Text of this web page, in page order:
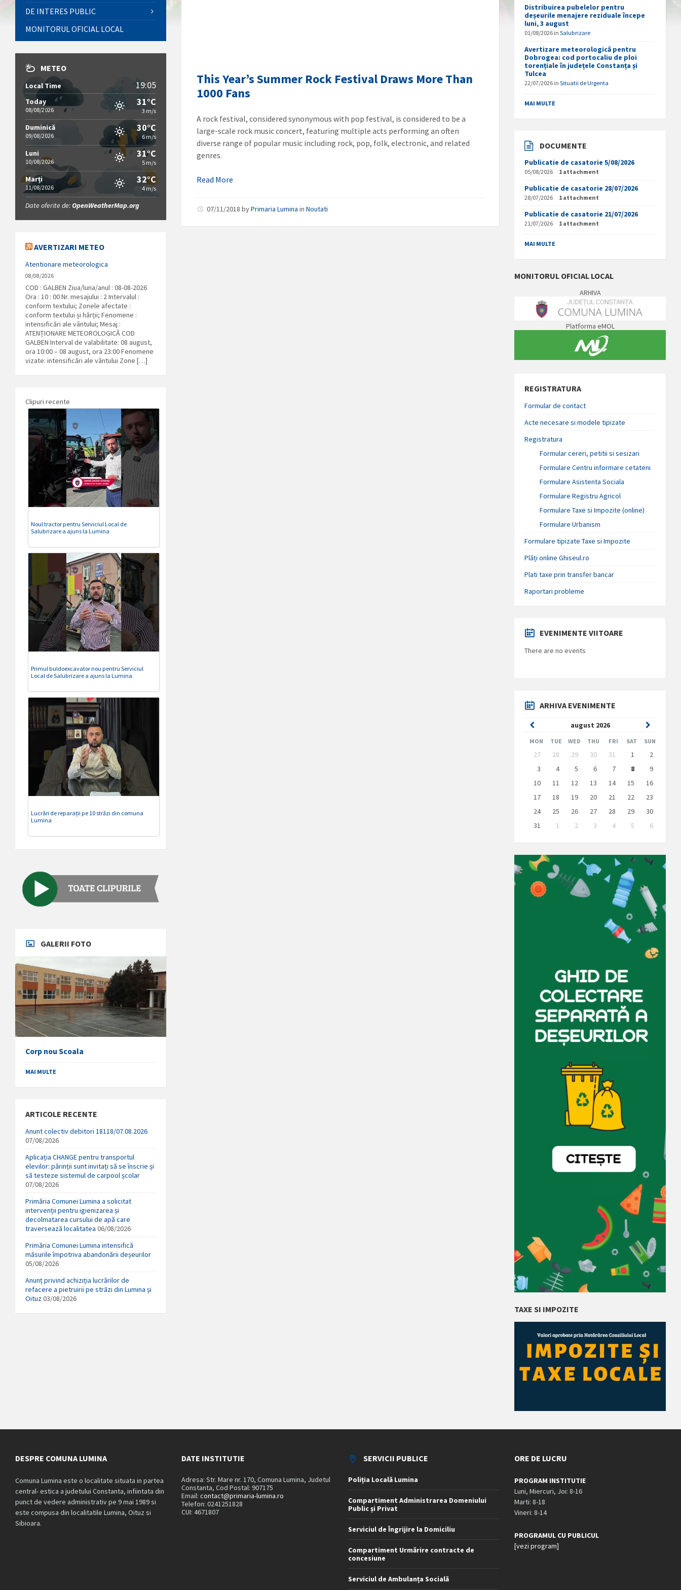
This Year’s Summer Rock Festival Draws More Than
1000 Fans
A rock festival, considered synonymous with pop festival, is considered to be a
large-scale rock music concert, featuring multiple acts performing an often
diverse range of popular music including rock, pop, folk, electronic, and related
genres.
Read More
07/11/2018byPrimaria Lumina inNoutati
DE INTERES PUBLIC
MONITORUL OFICIAL LOCAL
METEO
Local Time 19:05
Today
08/08/2026
31°C
3 m/s
Duminică
09/08/2026
30°C
6 m/s
Luni
10/08/2026
31°C
5 m/s
Marți
11/08/2026
32°C
4 m/s
Date oferite de:OpenWeatherMap.org
AVERTIZARI METEO
Atentionare meteorologica
08/08/2026
COD : GALBEN Ziua/luna/anul : 08-08-2026
Ora : 10 : 00 Nr. mesajului : 2 Intervalul :
conform textului; Zonele afectate :
conform textului și hărții; Fenomene :
intensificări ale vântului; Mesaj :
ATENȚIONARE METEOROLOGICĂ COD
GALBEN Interval de valabilitate: 08 august,
ora 10:00 – 08 august, ora 23:00 Fenomene
vizate: intensificări ale vântului Zone […]
Clipuri recente
Noul tractor pentru Serviciul Local de
Salubrizare a ajuns la Lumina
Primul buldoexcavator nou pentru Serviciul
Local de Salubrizare a ajuns la Lumina
Lucrări de reparații pe 10 străzi din comuna
Lumina
GALERII FOTO
Corp nou Scoala
MAI MULTE
ARTICOLE RECENTE
Anunt colectiv debitori 18118/07.08.2026
07/08/2026
Aplicația CHANGE pentru transportul
elevilor: părinții sunt invitați să se înscrie și
să testeze sistemul de carpool școlar
07/08/2026
Primăria Comunei Lumina a solicitat
intervenții pentru igienizarea și
decolmatarea cursului de apă care
traversează localitatea 06/08/2026
Primăria Comunei Lumina intensifică
măsurile împotriva abandonării deșeurilor
05/08/2026
Anunț privind achiziția lucrărilor de
refacere a pietruirii pe străzi din Lumina și
Oituz03/08/2026
Distribuirea pubelelor pentru
deșeurile menajere reziduale începe
luni, 3 august
01/08/2026 inSalubrizare
Avertizare meteorologică pentru
Dobrogea: cod portocaliu de ploi
torențiale în județele Constanța și
Tulcea
22/07/2026 inSituatii de Urgenta
MAI MULTE
DOCUMENTE
Publicatie de casatorie 5/08/2026
05/08/2026 1 attachment
Publicatie de casatorie 28/07/2026
28/07/2026 1 attachment
Publicatie de casatorie 21/07/2026
21/07/2026 1 attachment
MAI MULTE
MONITORUL OFICIAL LOCAL
ARHIVA
Platforma eMOL
REGISTRATURA
Formular de contact
Acte necesare si modele tipizate
Registratura
Formular cereri, petitii si sesizari
Formulare Centru informare cetateni
Formulare Asistenta Sociala
Formulare Registru Agricol
Formulare Taxe si Impozite (online)
Formulare Urbanism
Formulare tipizate Taxe si Impozite
Plăți online Ghiseul.ro
Plati taxe prin transfer bancar
Raportari probleme
EVENIMENTE VIITOARE
There are no events
ARHIVA EVENIMENTE
august 2026
Previous
Month
Next
Month
MON TUE WED THU FRI SAT SUN
Skip
calendar
days
27 28 29 30 31 1
2
3
4 5 6 7 8
9
10
11 12 13 14 15
16
17
18 19 20 21 22
23
24
25 26 27 28 29
30
31
1 2 3 4 5
6
to
days
TAXE SI IMPOZITE
DESPRE COMUNA LUMINA
Comuna Lumina este o localitate situata in partea
central- estica a judetului Constanta, infiintata din
punct de vedere administrativ pe 9 mai 1989 si
este compusa din localitatile Lumina, Oituz si
Sibioara.
DATE INSTITUTIE
Adresa: Str. Mare nr. 170, Comuna Lumina, Judetul
Constanta, Cod Postal: 907175
Email:contact@primaria-lumina.ro
Telefon: 0241251828
CUI: 4671807
SERVICII PUBLICE
Poliția Locală Lumina
Compartiment Administrarea Domeniului
Public și Privat
Serviciul de Îngrijire la Domiciliu
Compartiment Urmărire contracte de
concesiune
Serviciul de Ambulanța Socială
ORE DE LUCRU
PROGRAM INSTITUTIE
Luni, Miercuri, Joi: 8-16
Marti: 8-18
Vineri: 8-14
PROGRAMUL CU PUBLICUL
[vezi program]